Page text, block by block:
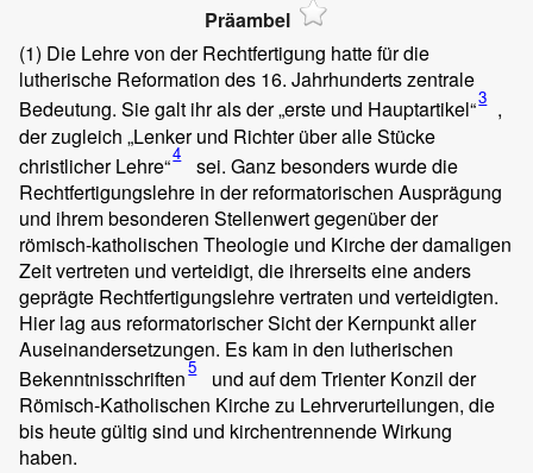
Präambel
(1) Die Lehre von der Rechtfertigung hatte für die
lutherische Reformation des 16. Jahrhunderts zentrale
Bedeutung. Sie galt ihr als der „erste und Hauptartikel“3 ,
der zugleich „Lenker und Richter über alle Stücke
christlicher Lehre“4
sei. Ganz besonders wurde die
Rechtfertigungslehre in der reformatorischen Ausprägung
und ihrem besonderen Stellenwert gegenüber der
römisch-katholischen Theologie und Kirche der damaligen
Zeit vertreten und verteidigt, die ihrerseits eine anders
geprägte Rechtfertigungslehre vertraten und verteidigten.
Hier lag aus reformatorischer Sicht der Kernpunkt aller
Auseinandersetzungen. Es kam in den lutherischen
Bekenntnisschriften5
und auf dem Trienter Konzil der
Römisch-Katholischen Kirche zu Lehrverurteilungen, die
bis heute gültig sind und kirchentrennende Wirkung
haben.